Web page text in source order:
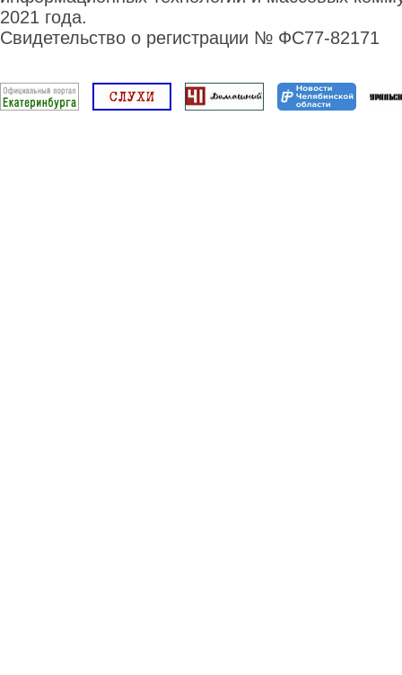
2021 года.
Свидетельство о регистрации № ФС77-82171